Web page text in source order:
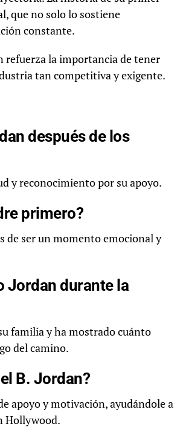
que no solo lo sostiene
constante.
refuerza la importancia de tener
tan competitiva y exigente.
después de los
y reconocimiento por su apoyo.
primero?
de ser un momento emocional y
Jordan durante la
familia y ha mostrado cuánto
del camino.
B. Jordan?
apoyo y motivación, ayudándole a
Hollywood.